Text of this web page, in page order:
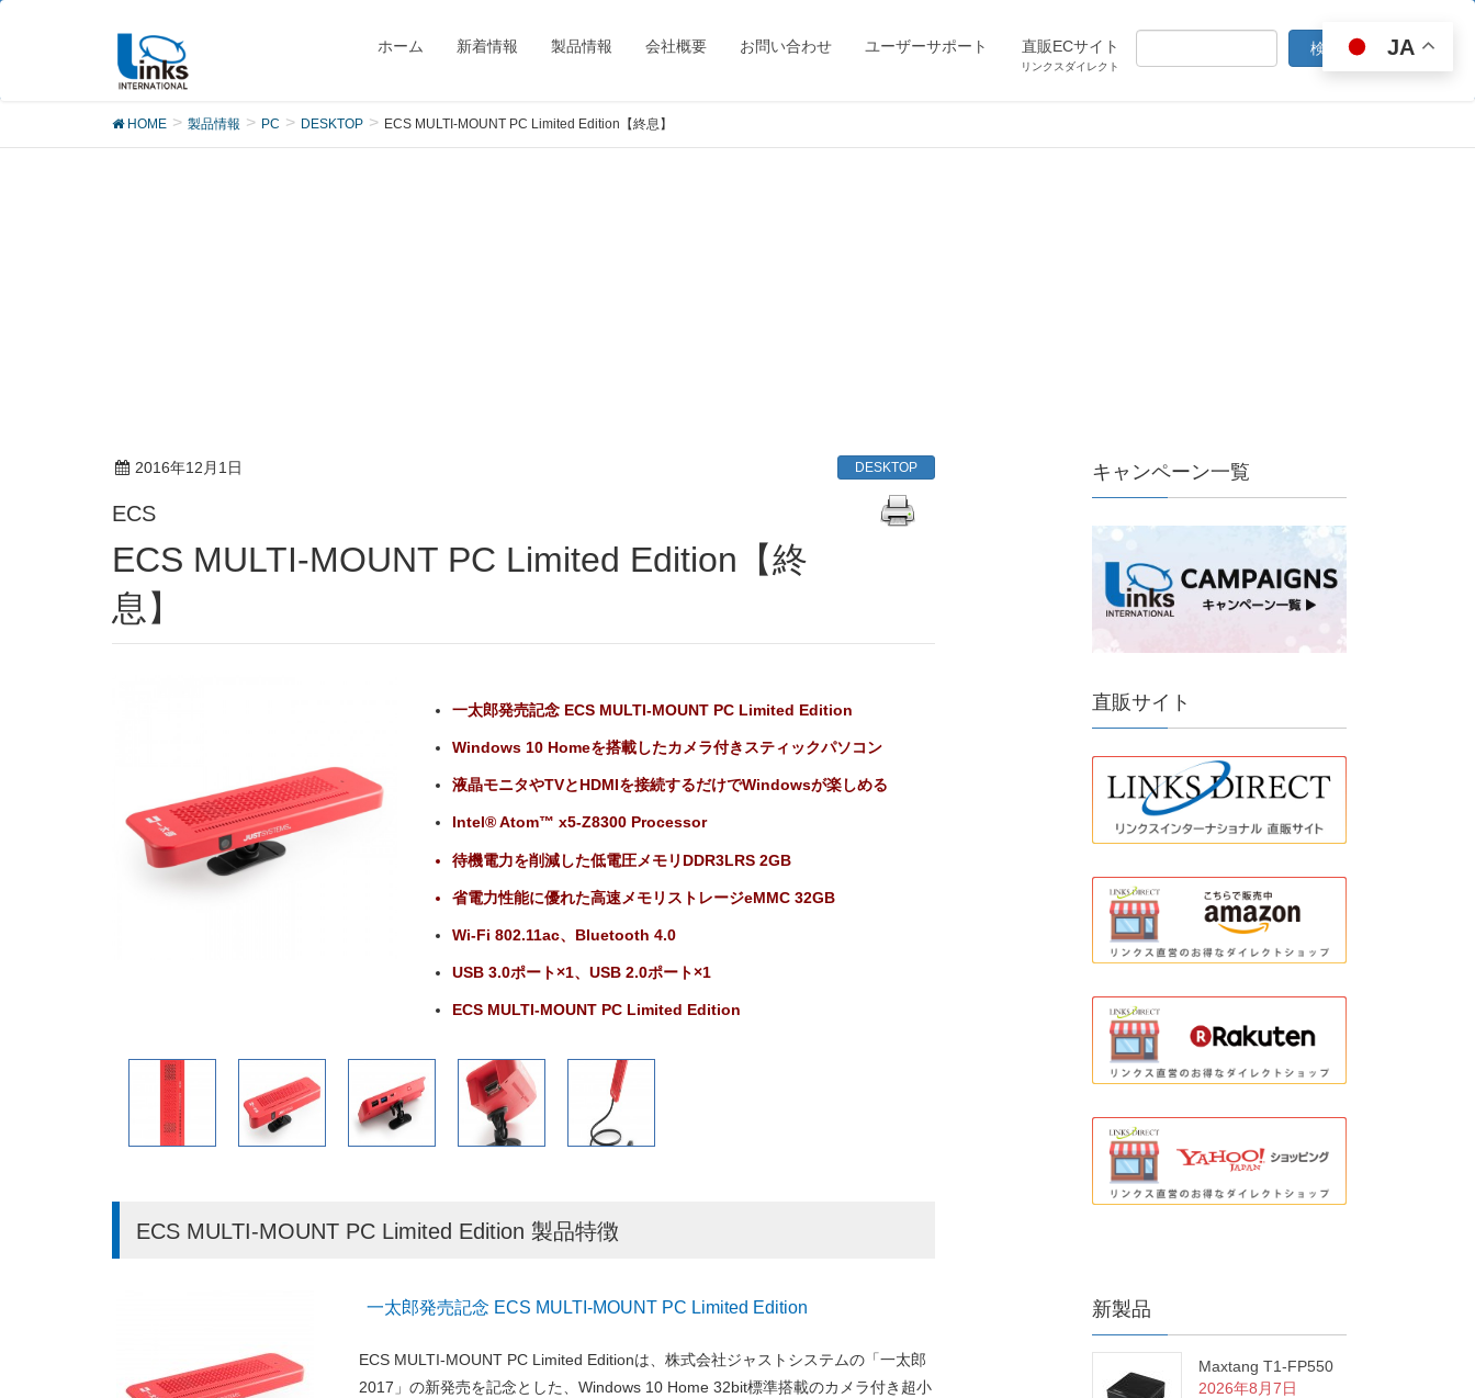
ホーム 新着情報 製品情報 会社概要 お問い合わせ ユーザーサポート 直販ECサイト
リンクスダイレクト
製品
HOME 製品情報 PC DESKTOP ECS MULTI-MOUNT PC Limited Edition【終息】
2016年12月1日 DESKTOP
ECS
ECS MULTI-MOUNT PC Limited Edition【終
息】
一太郎発売記念 ECS MULTI-MOUNT PC Limited Edition
Windows 10 Homeを搭載したカメラ付きスティックパソコン
液晶モニタやTVとHDMIを接続するだけでWindowsが楽しめる
Intel® Atom™ x5-Z8300 Processor
待機電力を削減した低電圧メモリDDR3LRS 2GB
省電力性能に優れた高速メモリストレージeMMC 32GB
Wi-Fi 802.11ac、Bluetooth 4.0
USB 3.0ポート×1、USB 2.0ポート×1
ECS MULTI-MOUNT PC Limited Edition
ECS MULTI-MOUNT PC Limited Edition 製品特徴
一太郎発売記念 ECS MULTI-MOUNT PC Limited Edition
ECS MULTI-MOUNT PC Limited Editionは、株式会社ジャストシステムの「一太郎
2017」の新発売を記念とした、Windows 10 Home 32bit標準搭載のカメラ付き超小
キャンペーン一覧
直販サイト
新製品
Maxtang T1-FP550
2026年8月7日
JA